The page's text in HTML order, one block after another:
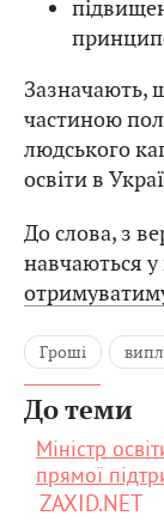
Зазначають,
частиною
людського
освіти в
До слова, з
навчаються у
Гроші
До теми
Міністр
прямої
ZAXID.NET